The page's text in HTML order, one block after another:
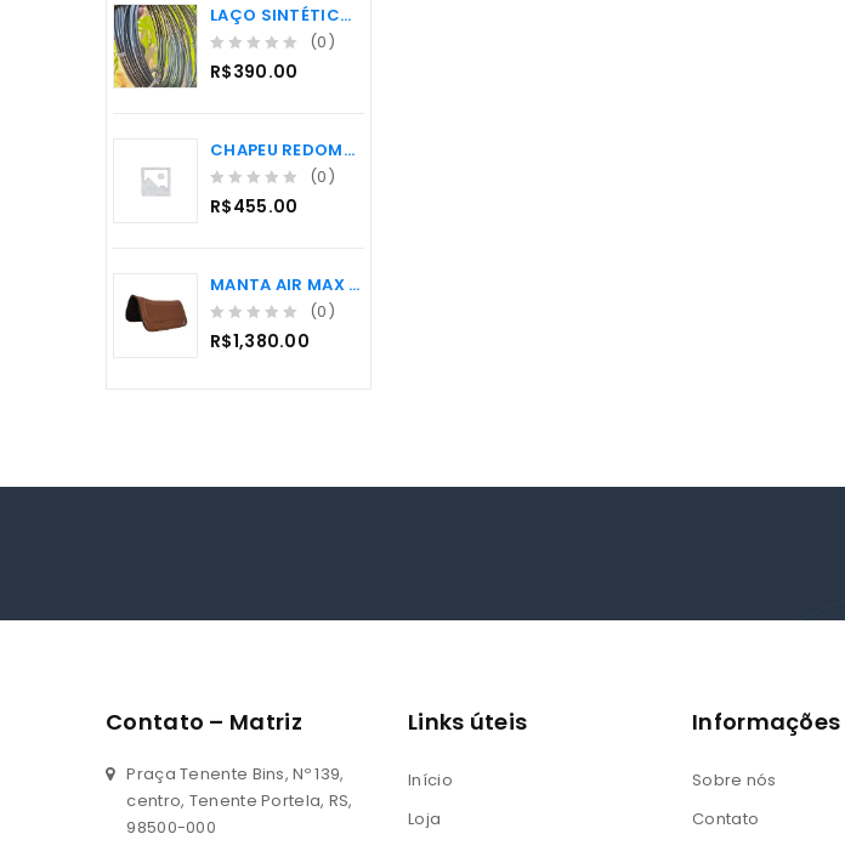
o
f
LAÇO SINTÉTICO ROLHA PREMIUM
o
f
(0)
R$390.00
CHAPEU REDOMAO PRETO ABA 10 - 55
o
f
(0)
R$455.00
MANTA AIR MAX PAD DE COURO WOOL BOOTS HORSE
(0)
R$1,380.00
Contato – Matriz
Praça Tenente Bins, Nº 139,
centro, Tenente Portela, RS,
98500-000
Links úteis
Início
Loja
Informações
Sobre nós
Contato